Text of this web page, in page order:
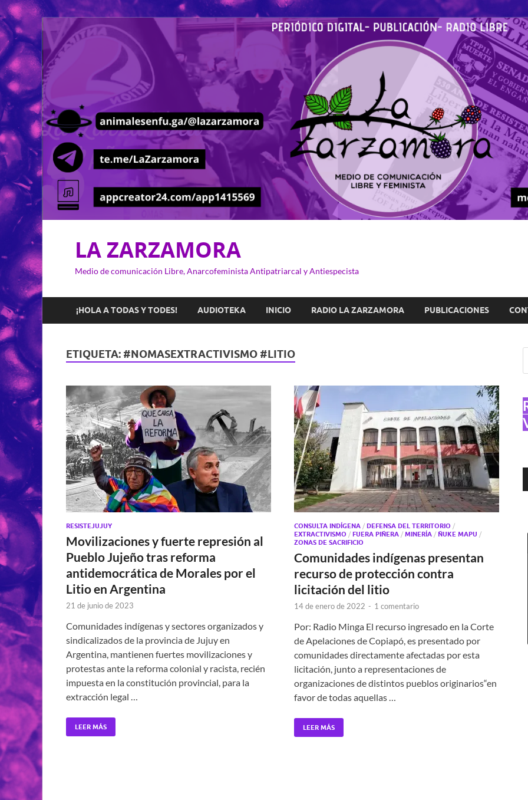
LA ZARZAMORA
Medio de comunicación Libre, Anarcofeminista Antipatriarcal y Antiespecista
¡HOLA A TODAS Y TODES! AUDIOTEKA INICIO RADIO LA ZARZAMORA PUBLICACIONES
ETIQUETA: #NOMASEXTRACTIVISMO #LITIO
RESISTEJUJUY
Movilizaciones y fuerte represión al
Pueblo Jujeño tras reforma
antidemocrática de Morales por el
Litio en Argentina
21 de junio de 2023
Comunidades indígenas y sectores organizados y
sindicalizados de la provincia de Jujuy en
Argentina, mantienen fuertes movilizaciones y
protestas ante la reforma colonial y racista, recién
impuesta en la constitución provincial, para la
extracción legal …
LEER MÁS
CONSULTA INDÍGENA / DEFENSA DEL TERRITORIO /
EXTRACTIVISMO / FUERA PIÑERA / MINERÍA / ÑUKE MAPU /
ZONAS DE SACRIFICIO
Comunidades indígenas presentan
recurso de protección contra
licitación del litio
14 de enero de 2022 - 1 comentario
Por: Radio Minga El recurso ingresado en la Corte
de Apelaciones de Copiapó, es presentado por
comunidades directamente afectadas por esta
licitación, junto a representaciones de
organizaciones de distintos pueblos originarios“en
favor de todas aquellas …
LEER MÁS